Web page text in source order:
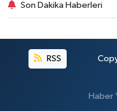
Son Dakika Haberleri
RSS
Haber